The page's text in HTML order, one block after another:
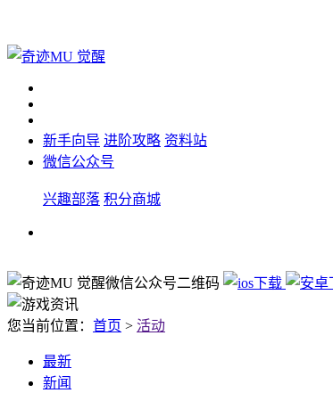
新手向导 进阶攻略 资料站
微信公众号
兴趣部落 积分商城
您当前位置： 首页 > 活动
最新
新闻